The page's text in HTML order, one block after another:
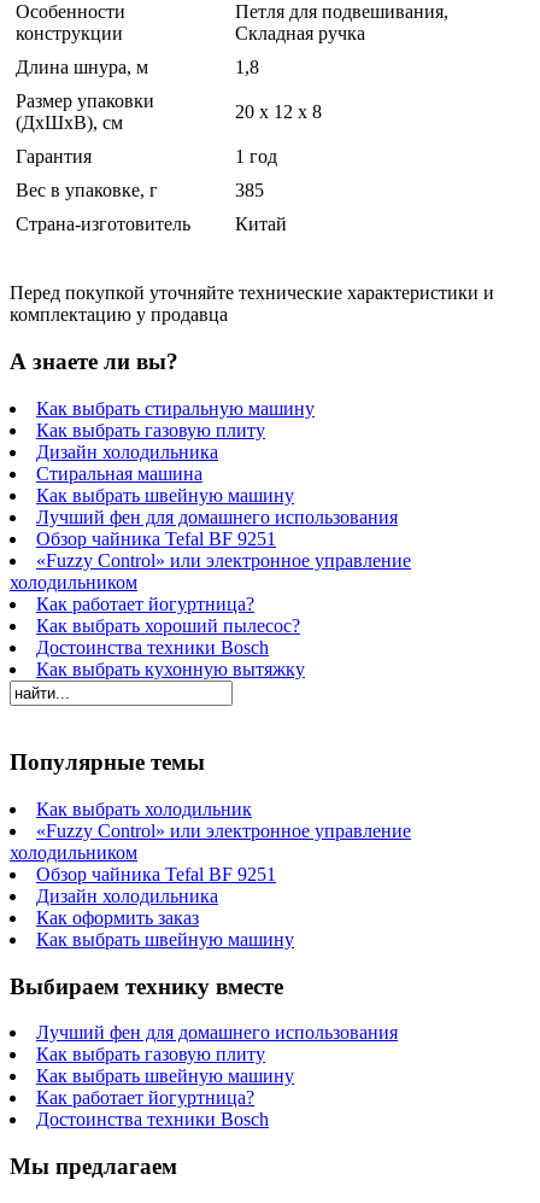
Особенности
конструкции
Петля для подвешивания,
Складная ручка
Длина шнура, м
1,8
Размер упаковки
(ДхШхВ), см
20 x 12 x 8
Гарантия
1 год
Вес в упаковке, г
385
Страна-изготовитель
Китай
Перед покупкой уточняйте технические характеристики и
комплектацию у продавца
А знаете ли вы?
Как выбрать стиральную машину
Как выбрать газовую плиту
Дизайн холодильника
Стиральная машина
Как выбрать швейную машину
Лучший фен для домашнего использования
Обзор чайника Tefal BF 9251
«Fuzzy Control» или электронное управление
холодильником
Как работает йогуртница?
Как выбрать хороший пылесос?
Достоинства техники Bosch
Как выбрать кухонную вытяжку
Популярные темы
Как выбрать холодильник
«Fuzzy Control» или электронное управление
холодильником
Обзор чайника Tefal BF 9251
Дизайн холодильника
Как оформить заказ
Как выбрать швейную машину
Выбираем технику вместе
Лучший фен для домашнего использования
Как выбрать газовую плиту
Как выбрать швейную машину
Как работает йогуртница?
Достоинства техники Bosch
Мы предлагаем